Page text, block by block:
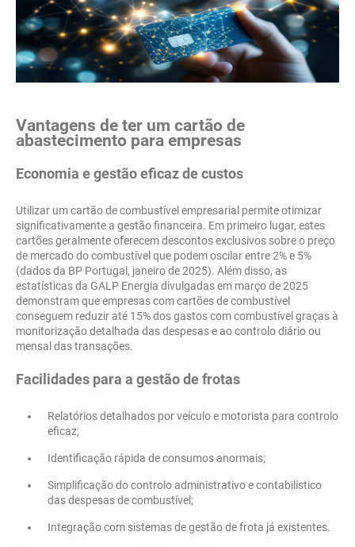
Vantagens de ter um cartão de
abastecimento para empresas
Economia e gestão eficaz de custos
Utilizar um cartão de combustível empresarial permite otimizar
significativamente a gestão financeira. Em primeiro lugar, estes
cartões geralmente oferecem descontos exclusivos sobre o preço
de mercado do combustível que podem oscilar entre 2% e 5%
(dados da BP Portugal, janeiro de 2025). Além disso, as
estatísticas da GALP Energia divulgadas em março de 2025
demonstram que empresas com cartões de combustível
conseguem reduzir até 15% dos gastos com combustível graças à
monitorização detalhada das despesas e ao controlo diário ou
mensal das transações.
Facilidades para a gestão de frotas
Relatórios detalhados por veículo e motorista para controlo
eficaz;
Identificação rápida de consumos anormais;
Simplificação do controlo administrativo e contabilístico
das despesas de combustível;
Integração com sistemas de gestão de frota já existentes.